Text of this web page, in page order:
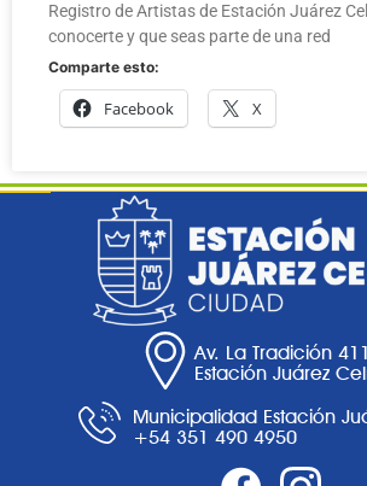
Registro de Artistas de Estación Juárez
conocerte y que seas parte de una red
Comparte esto:
Facebook X
Av. La Tradición 411
Estación Juárez
Municipalidad Estación
+54 351 490 4950